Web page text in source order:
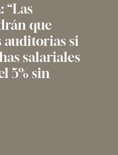
“Las
que
auditorias si
salariales
5% sin